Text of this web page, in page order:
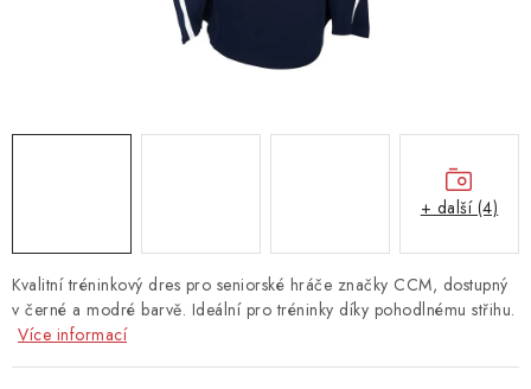
DÁMSKÁ VÝSTROJ
info@hockeyshopteplice.cz
Kvalitní tréninkový dres pro seniorské hráče značky CCM, dostupný
v černé a modré barvě. Ideální pro tréninky díky pohodlnému střihu.
Více informací
+ další (4)